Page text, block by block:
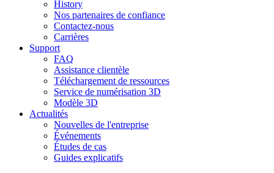
History
Nos partenaires de confiance
Contactez-nous
Carrières
Support
FAQ
Assistance clientèle
Téléchargement de ressources
Service de numérisation 3D
Modèle 3D
Actualités
Nouvelles de l'entreprise
Événements
Études de cas
Guides explicatifs